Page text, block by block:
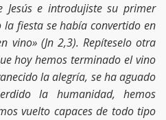
e introdujiste su primer
fiesta se había convertido en
vino» (Jn 2,3). Repíteselo otra
hoy hemos terminado el vino
la alegría, se ha aguado
la humanidad, hemos
vuelto capaces de todo tipo